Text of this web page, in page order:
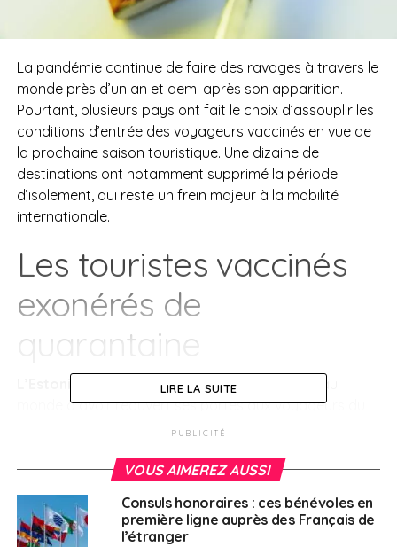
La pandémie continue de faire des ravages à travers le
monde près d’un an et demi après son apparition.
Pourtant, plusieurs pays ont fait le choix d’assouplir les
conditions d’entrée des voyageurs vaccinés en vue de
la prochaine saison touristique. Une dizaine de
destinations ont notamment supprimé la période
d’isolement, qui reste un frein majeur à la mobilité
internationale.
Les touristes vaccinés
exonérés de
quarantaine
est l’une des premières destinations au
monde à avoir réouvert ses portes aux voyageurs du
monde entier. Ces derniers ne seront soumis à aucune
autorités estoniennes ont précisé que le certificat de
langue locale, en russe ou bien en anglais.
LIRE LA SUITE
PUBLICITÉ
VOUS AIMEREZ AUSSI
Consuls honoraires : ces bénévoles en
première ligne auprès des Français de
l’étranger